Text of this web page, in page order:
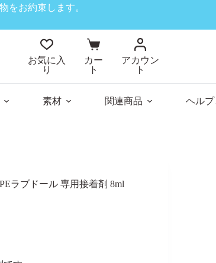
をお約束します。
お気に入
り
カー
ト
アカウン
ト
素材 関連商品 ヘル
ラブドール 専用接着剤 8ml